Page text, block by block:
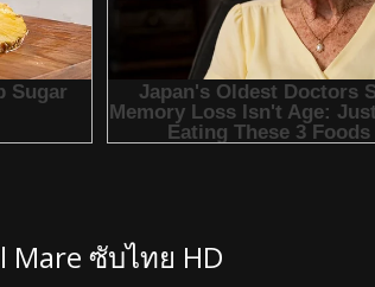
Mare ซับไทย HD